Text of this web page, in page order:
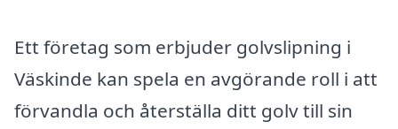
Ett företag som erbjuder golvslipning i
Väskinde kan spela en avgörande roll i att
förvandla och återställa ditt golv till sin